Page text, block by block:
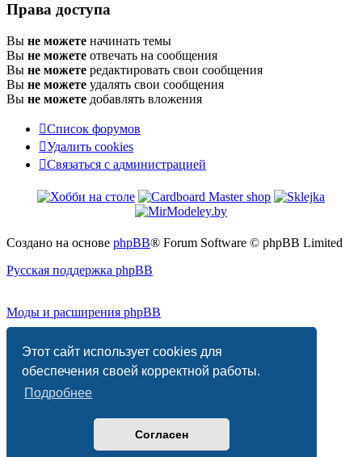
Этот сайт использует cookies для
обеспечения своей корректной работы.
Подробнее
Согласен
Права доступа
Вы не можете начинать темы
Вы не можете отвечать на сообщения
Вы не можете редактировать свои сообщения
Вы не можете удалять свои сообщения
Вы не можете добавлять вложения
Список форумов
Удалить cookies
Связаться
администрацией
Связаться с администрацией
Создано на основе phpBB® Forum Software © phpBB Limited
Русская поддержка phpBB
Моды и расширения phpBB